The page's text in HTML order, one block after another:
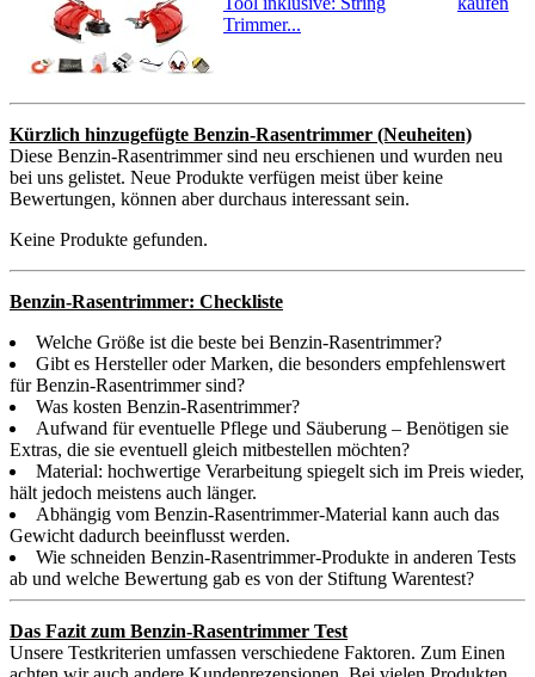
Trimmer...
Kürzlich hinzugefügte Benzin-Rasentrimmer (Neuheiten)
Diese Benzin-Rasentrimmer sind neu erschienen und wurden neu
bei uns gelistet. Neue Produkte verfügen meist über keine
Bewertungen, können aber durchaus interessant sein.
Keine Produkte gefunden.
Benzin-Rasentrimmer: Checkliste
Welche Größe ist die beste bei Benzin-Rasentrimmer?
Gibt es Hersteller oder Marken, die besonders empfehlenswert
für Benzin-Rasentrimmer sind?
Was kosten Benzin-Rasentrimmer?
Aufwand für eventuelle Pflege und Säuberung – Benötigen sie
Extras, die sie eventuell gleich mitbestellen möchten?
Material: hochwertige Verarbeitung spiegelt sich im Preis wieder,
hält jedoch meistens auch länger.
Abhängig vom Benzin-Rasentrimmer-Material kann auch das
Gewicht dadurch beeinflusst werden.
Wie schneiden Benzin-Rasentrimmer-Produkte in anderen Tests
ab und welche Bewertung gab es von der Stiftung Warentest?
Das Fazit zum Benzin-Rasentrimmer Test
Unsere Testkriterien umfassen verschiedene Faktoren. Zum Einen